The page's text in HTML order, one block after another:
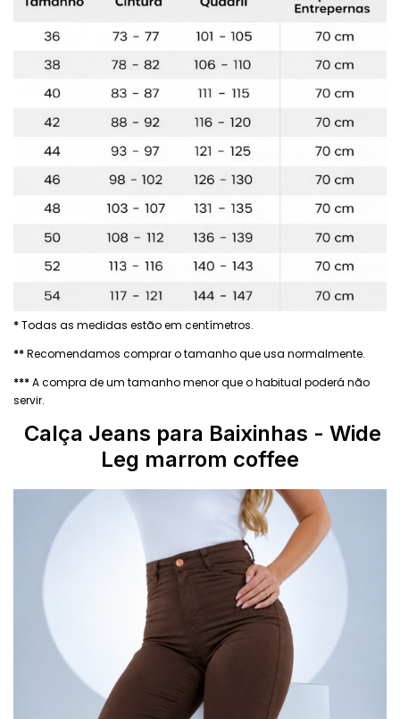
*Todas as medidas estão em centímetros.
**Recomendamos comprar o tamanho que usa normalmente.
***A compra de um tamanho menor que o habitual poderá não
servir.
Calça Jeans para Baixinhas - Wide
Leg marrom coffee